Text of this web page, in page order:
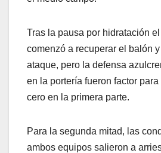
Tras la pausa por hidratación
comenzó a recuperar el balón y
ataque, pero la defensa
en la portería fueron factor
cero en la primera parte.
Para la segunda mitad, las
ambos equipos salieron a